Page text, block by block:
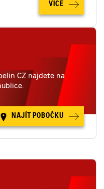
VÍCE
CZ najdete na
NAJÍT POBOČKU